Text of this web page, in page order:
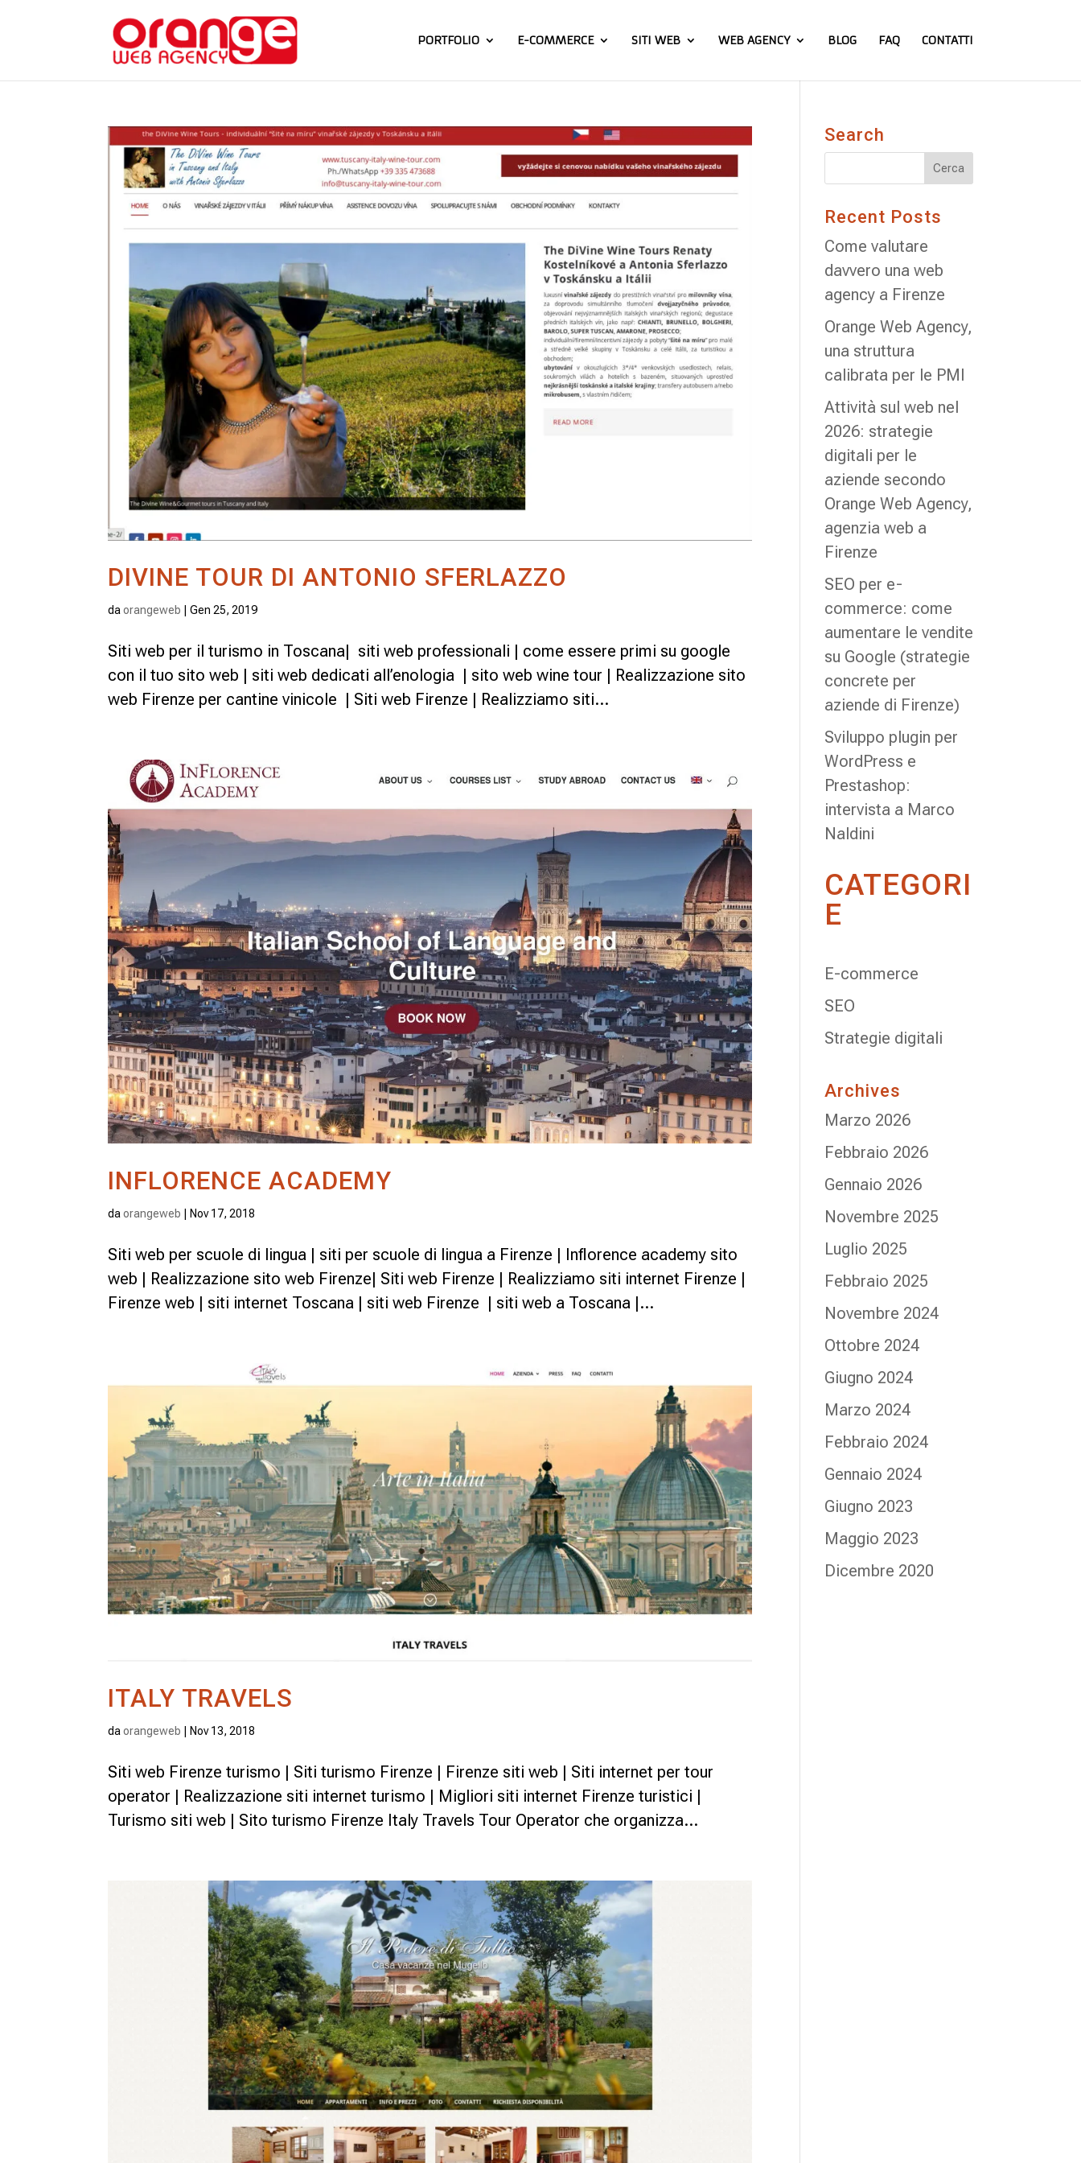
PORTFOLIO E-COMMERCE SITI WEB WEB AGENCY BLOG FAQ CONTATTI
DIVINE TOUR DI ANTONIO SFERLAZZO
daorangeweb |Gen 25, 2019
Siti web per il turismo in Toscana| siti web professionali | come essere primi su google
con il tuo sito web | siti web dedicati all’enologia | sito web wine tour | Realizzazione sito
web Firenze per cantine vinicole | Siti web Firenze | Realizziamo siti...
INFLORENCE ACADEMY
daorangeweb |Nov 17, 2018
Siti web per scuole di lingua | siti per scuole di lingua a Firenze | Inflorence academy sito
web | Realizzazione sito web Firenze| Siti web Firenze | Realizziamo siti internet Firenze |
Firenze web | siti internet Toscana | siti web Firenze | siti web a Toscana |...
ITALY TRAVELS
daorangeweb Nov 13, 2018
Siti web Firenze turismo | Siti turismo Firenze | Firenze siti web | Siti internet per tour
operator | Realizzazione siti internet turismo | Migliori siti internet Firenze turistici |
Turismo siti web | Sito turismo Firenze Italy Travels Tour Operator che organizza...
Search
Recent Posts
Come valutare
davvero una web
agency a Firenze
Orange Web Agency,
una struttura
calibrata per le PMI
Attività sul web nel
2026: strategie
digitali per le
aziende secondo
Orange Web Agency,
agenzia web a
Firenze
SEO per e-
commerce: come
aumentare le vendite
su Google (strategie
concrete per
aziende di Firenze)
Sviluppo plugin per
WordPress e
Prestashop:
intervista a Marco
Naldini
CATEGORI
E
E-commerce
SEO
Strategie digitali
Archives
Marzo 2026
Febbraio 2026
Gennaio 2026
Novembre 2025
Luglio 2025
Febbraio 2025
Novembre 2024
Ottobre 2024
Giugno 2024
Marzo 2024
Febbraio 2024
Gennaio 2024
Giugno 2023
Maggio 2023
Dicembre 2020